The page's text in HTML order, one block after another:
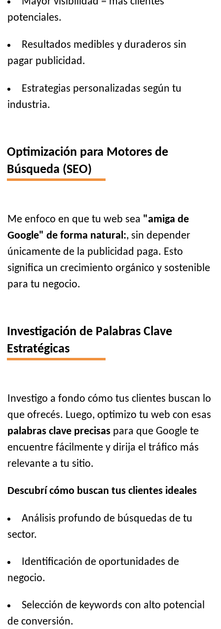
potenciales.
Resultados medibles y duraderos sin
pagar publicidad.
Estrategias personalizadas según tu
industria.
Optimización para Motores de
Búsqueda (SEO)
Me enfoco en que tu web sea "amiga de
Google" de forma natural:, sin depender
únicamente de la publicidad paga. Esto
significa un crecimiento orgánico y sostenible
para tu negocio.
Investigación de Palabras Clave
Estratégicas
Investigo a fondo cómo tus clientes buscan lo
que ofrecés. Luego, optimizo tu web con esas
palabras clave precisas para que Google te
encuentre fácilmente y dirija el tráfico más
relevante a tu sitio.
Descubrí cómo buscan tus clientes ideales
Análisis profundo de búsquedas de tu
sector.
Identificación de oportunidades de
negocio.
Selección de keywords con alto potencial
de conversión.